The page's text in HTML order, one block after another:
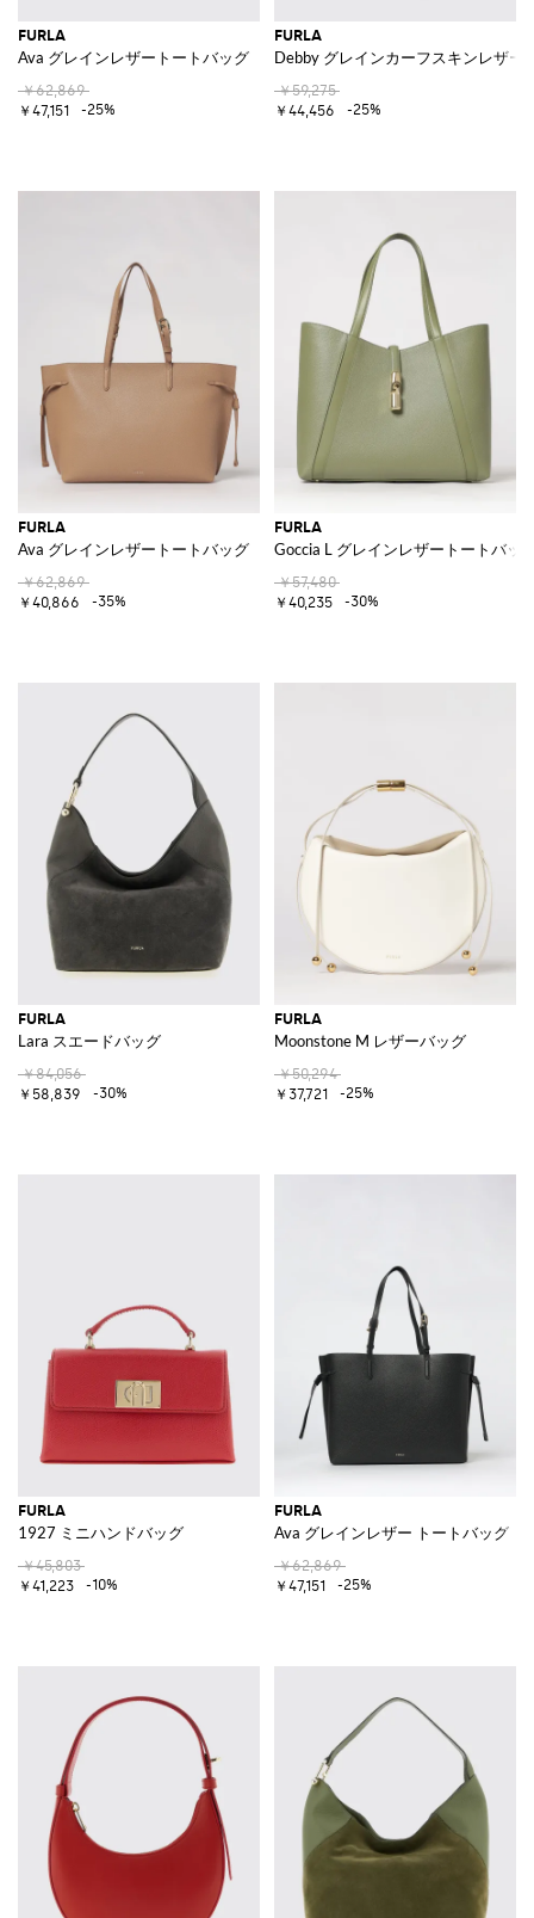
FURLA
Ava グレインレザートートバッグ
￥62,869
￥47,151
-25%
FURLA
Debby グレインカーフスキンレザー
￥59,275
￥44,456
-25%
FURLA
Ava グレインレザートートバッグ
￥62,869
￥40,866
-35%
FURLA
Goccia L グレインレザートートバッ
￥57,480
￥40,235
-30%
FURLA
Lara スエードバッグ
￥84,056
￥58,839
-30%
FURLA
Moonstone M レザーバッグ
￥50,294
￥37,721
-25%
FURLA
1927 ミニハンドバッグ
￥45,803
￥41,223
-10%
FURLA
Ava グレインレザー トートバッグ
￥62,869
￥47,151
-25%